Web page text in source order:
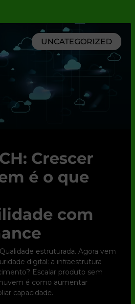
UNCATEGORIZED
Crescer
é o que
com
estruturada. Agora vem
digital: a infraestrutura
Escalar produto sem
é como aumentar
capacidade.